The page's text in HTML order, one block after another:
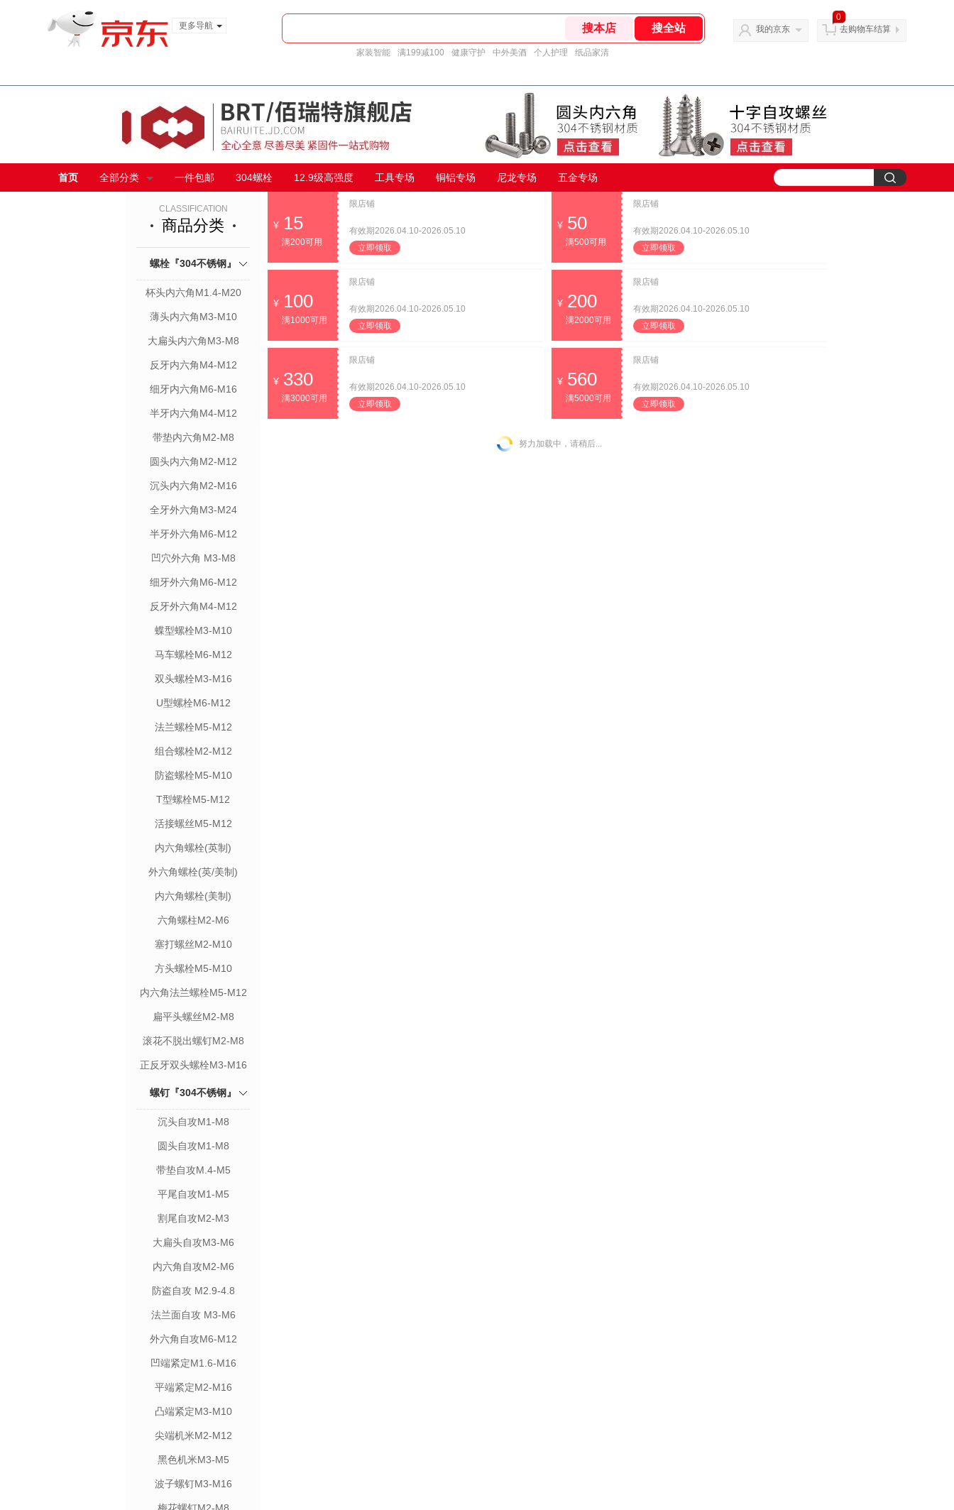
更多导航
家装智能 满199减100 健康守护 中外美酒 个人护理 纸品家清
我的京东
0
去购物车结算
首页 全部分类 一件包邮 304螺栓 12.9级高强度 工具专场 铜铝专场 尼龙专场 五金专场
CLASSIFICATION
商品分类
螺栓『304不锈钢』
杯头内六角M1.4-M20
薄头内六角M3-M10
大扁头内六角M3-M8
反牙内六角M4-M12
细牙内六角M6-M16
半牙内六角M4-M12
带垫内六角M2-M8
圆头内六角M2-M12
沉头内六角M2-M16
全牙外六角M3-M24
半牙外六角M6-M12
凹穴外六角 M3-M8
细牙外六角M6-M12
反牙外六角M4-M12
蝶型螺栓M3-M10
马车螺栓M6-M12
双头螺栓M3-M16
U型螺栓M6-M12
法兰螺栓M5-M12
组合螺栓M2-M12
防盗螺栓M5-M10
T型螺栓M5-M12
活接螺丝M5-M12
内六角螺栓(英制)
外六角螺栓(英/美制)
内六角螺栓(美制)
六角螺柱M2-M6
塞打螺丝M2-M10
方头螺栓M5-M10
内六角法兰螺栓M5-M12
扁平头螺丝M2-M8
滚花不脱出螺钉M2-M8
正反牙双头螺栓M3-M16
螺钉『304不锈钢』
沉头自攻M1-M8
圆头自攻M1-M8
带垫自攻M.4-M5
平尾自攻M1-M5
割尾自攻M2-M3
大扁头自攻M3-M6
内六角自攻M2-M6
防盗自攻 M2.9-4.8
法兰面自攻 M3-M6
外六角自攻M6-M12
凹端紧定M1.6-M16
平端紧定M2-M16
凸端紧定M3-M10
尖端机米M2-M12
黑色机米M3-M5
波子螺钉M3-M16
15
满200可用
限店铺
有效期2026.04.10-2026.05.10
立即领取
50
满500可用
限店铺
有效期2026.04.10-2026.05.10
立即领取
100
满1000可用
限店铺
有效期2026.04.10-2026.05.10
立即领取
200
满2000可用
限店铺
有效期2026.04.10-2026.05.10
立即领取
330
满3000可用
限店铺
有效期2026.04.10-2026.05.10
立即领取
560
满5000可用
限店铺
有效期2026.04.10-2026.05.10
立即领取
努力加载中，请稍后...